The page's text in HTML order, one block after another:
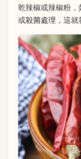
乾辣椒或辣椒粉
或殺菌處理，這就